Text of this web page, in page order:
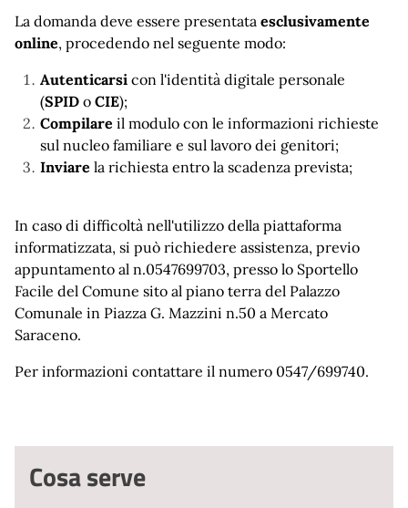
La domanda deve essere presentata esclusivamente
online, procedendo nel seguente modo:
Autenticarsi con l'identità digitale personale
(SPID o CIE);
Compilare il modulo con le informazioni richieste
sul nucleo familiare e sul lavoro dei genitori;
Inviare la richiesta entro la scadenza prevista;
In caso di difficoltà nell'utilizzo della piattaforma
informatizzata, si può richiedere assistenza, previo
appuntamento al n.0547699703, presso lo Sportello
Facile del Comune sito al piano terra del Palazzo
Comunale in Piazza G. Mazzini n.50 a Mercato
Saraceno.
Per informazioni contattare il numero 0547/699740.
Cosa serve